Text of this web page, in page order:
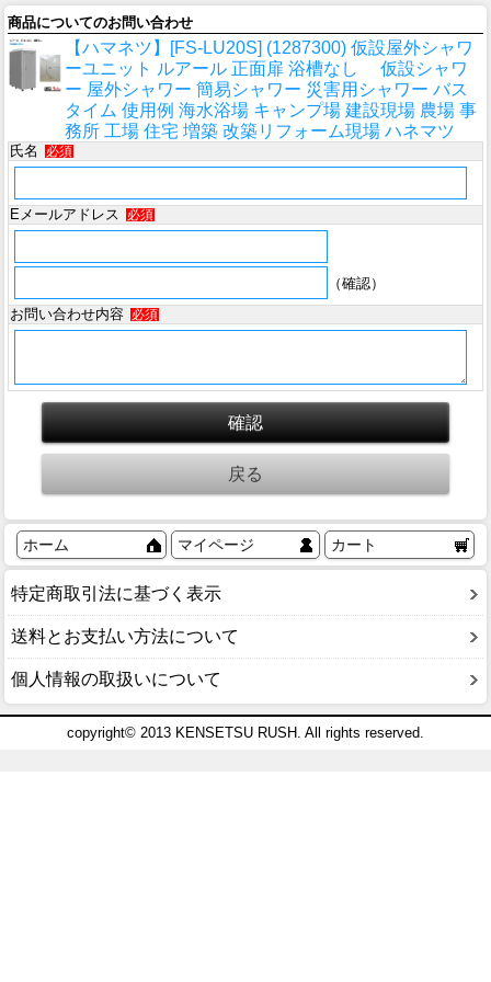
商品についてのお問い合わせ
【ハマネツ】[FS-LU20S] (1287300) 仮設屋外シャワ
ーユニット ルアール 正面扉 浴槽なし 仮設シャワ
ー 屋外シャワー 簡易シャワー 災害用シャワー バス
タイム 使用例 海水浴場 キャンプ場 建設現場 農場 事
務所 工場 住宅 増築 改築リフォーム現場 ハネマツ
氏名 必須
Eメールアドレス 必須
（確認）
お問い合わせ内容
必須
ホーム マイページ カート
特定商取引法に基づく表示
送料とお支払い方法について
個人情報の取扱いについて
copyright© 2013 KENSETSU RUSH. All rights reserved.